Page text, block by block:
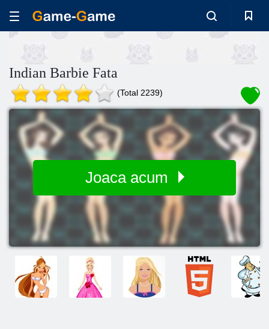
Indian Barbie Fata
(Total 2239)
Joaca acum